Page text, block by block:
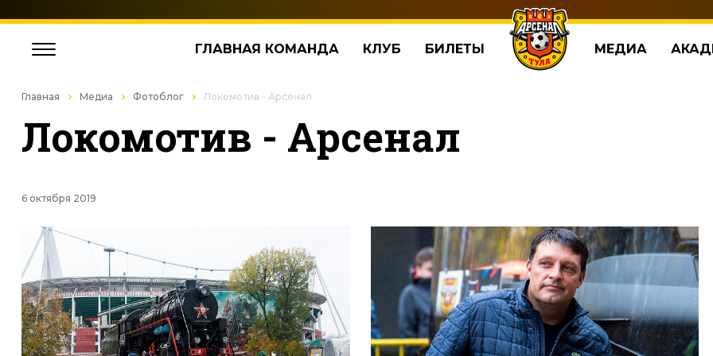
ГЛАВНАЯ КОМАНДА КЛУБ БИЛЕТЫ МЕДИА
Главная Медиа Фотоблог Локомотив - Арсенал
Локомотив - Арсенал
6 октября 2019